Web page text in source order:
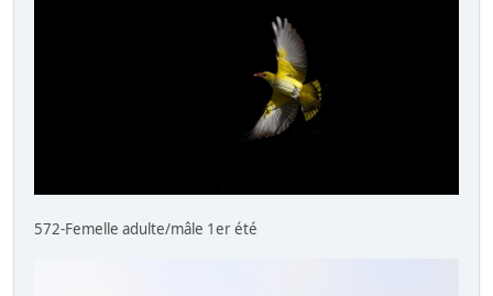
572-Femelle adulte/mâle 1er été